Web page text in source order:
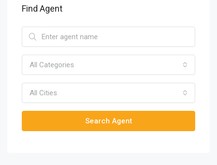
Find Agent
All Categories
All Cities
Search Agent